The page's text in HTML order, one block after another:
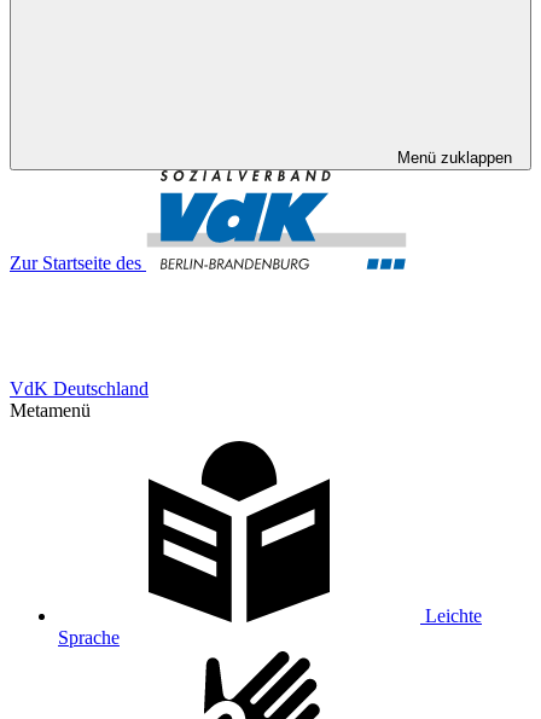
Menü zuklappen
Zur Startseite des
VdK Deutschland
Metamenü
Leichte
Sprache